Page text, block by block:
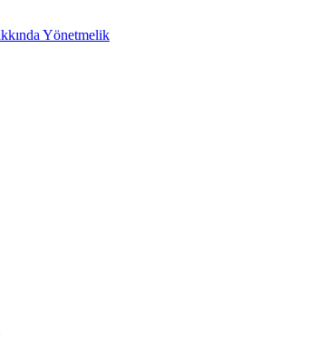
Yönetmelik